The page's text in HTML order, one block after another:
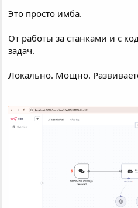
Это просто имба.
От работы за станками и с
задач.
Локально. Мощно.